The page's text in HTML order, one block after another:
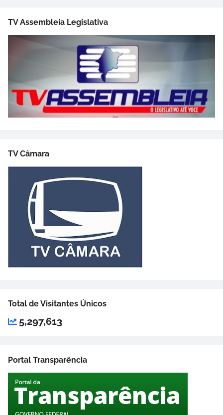
TV Assembleia Legislativa
TV Câmara
Total de Visitantes Únicos
5,297,613
Portal Transparência